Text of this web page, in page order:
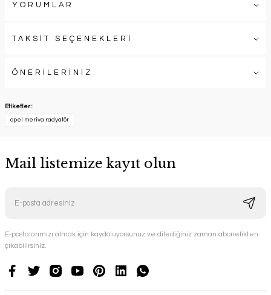
YORUMLAR
TAKSİT SEÇENEKLERİ
ÖNERİLERİNİZ
Etiketler :
opel meriva radyatör
Mail listemize kayıt olun
E-postalarımızı almak için kaydoluyorsunuz ve dilediğiniz zaman abonelikten
çıkabilirsiniz.